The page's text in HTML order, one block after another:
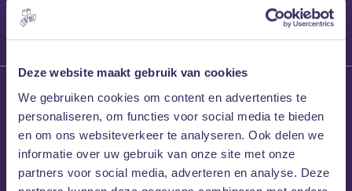
Deze website maakt gebruik van cookies
We gebruiken cookies om content en advertenties te
personaliseren, om functies voor social media te bieden
en om ons websiteverkeer te analyseren. Ook delen we
informatie over uw gebruik van onze site met onze
partners voor social media, adverteren en analyse. Deze
27 maart 2026
Willem’s Blog:
Frans Kalf